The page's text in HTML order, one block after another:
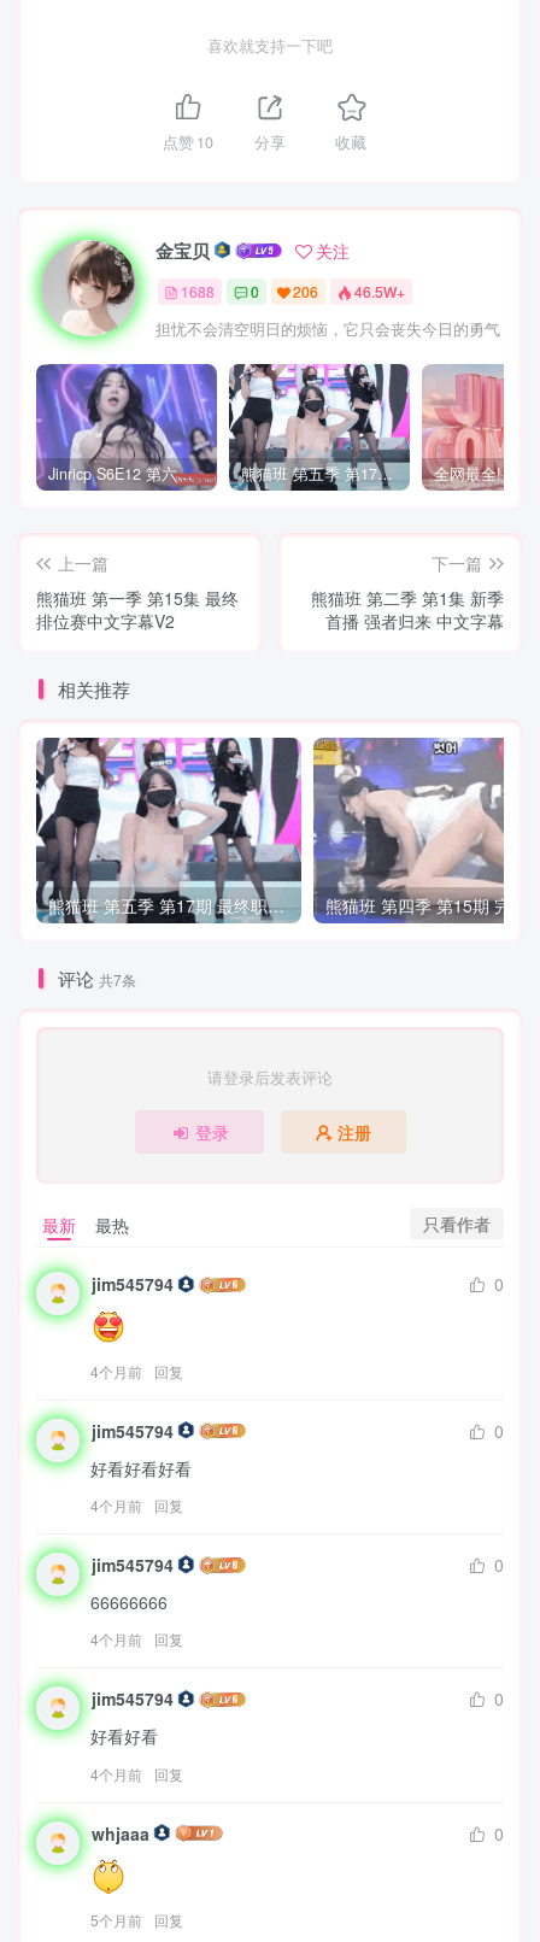
喜欢就支持一下吧
点赞10 分享 收藏
金宝贝 关注
1688 0 206 46.5W+
担忧不会清空明日的烦恼，它只会丧失今日的勇气
Jinricp S6E12 第六季 第12期 营救俘虏战 中英韩简繁字幕 熊猫班 第五季 第17期 最终职级赛&完结
上一篇
熊猫班 第一季 第15集 最终
排位赛中文字幕V2
下一篇
熊猫班 第二季 第1集 新季
首播 强者归来 中文字幕
相关推荐
熊猫班 第五季 第17期 最终职级赛&完结
评论 共7条
请登录后发表评论
登录 注册
最新 最热 只看作者
jim545794 0
4个月前 回复
jim545794
0
好看好看好看
4个月前 回复
jim545794
0
66666666
4个月前 回复
jim545794
0
好看好看
4个月前 回复
whjaaa 0
5个月前 回复